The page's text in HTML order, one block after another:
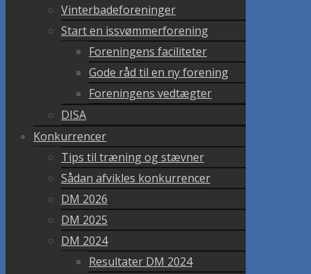
Vinterbadeforeninger
Start en issvømmerforening
Foreningens faciliteter
Gode råd til en ny forening
Foreningens vedtægter
DISA
Konkurrencer
Tips til træning og stævner
Sådan afvikles konkurrencer
DM 2026
DM 2025
DM 2024
Resultater DM 2024